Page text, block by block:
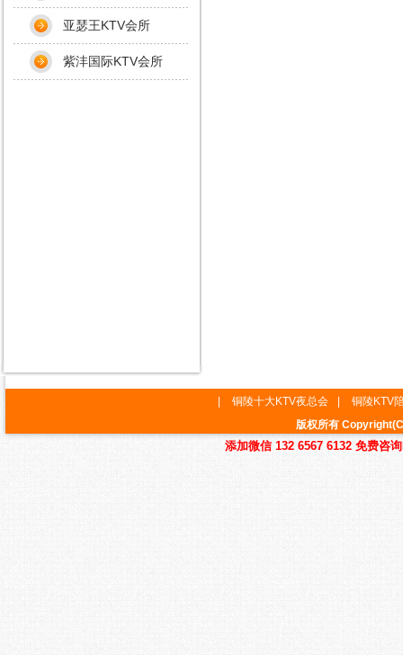
亚瑟王KTV会所
紫沣国际KTV会所
铜陵十大KTV夜总会
铜陵KTV
版权所有
添加微信 132 6567 6132 免费咨